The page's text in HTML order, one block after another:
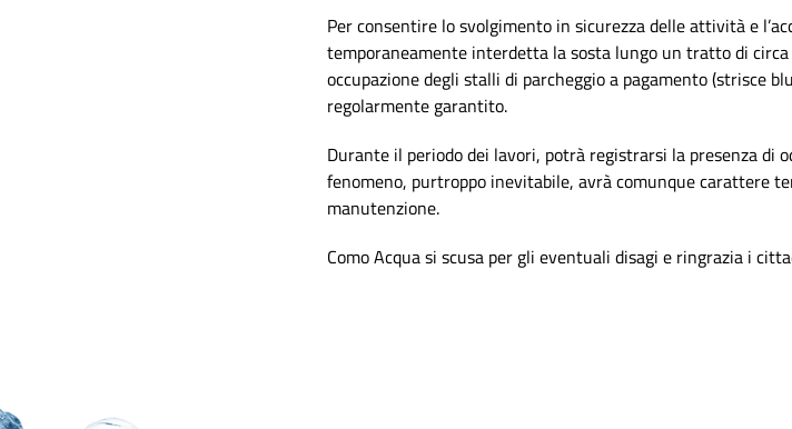
Per consentire lo svolgimento in sicurezza delle attività e
temporaneamente interdetta la sosta lungo un tratto di
occupazione degli stalli di parcheggio a pagamento (strisce
regolarmente garantito.
Durante il periodo dei lavori, potrà registrarsi la presenza di
fenomeno, purtroppo inevitabile, avrà comunque carattere
manutenzione.
Como Acqua si scusa per gli eventuali disagi e ringrazia i